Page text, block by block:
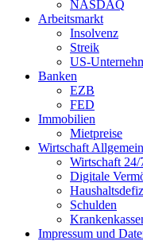
NASDAQ
Arbeitsmarkt
Insolvenz
Streik
US-
Banken
EZB
FED
Immobilien
Mietpreise
Wirtschaft Allgemein
Wirtschaft 24/
Digitale
Schulden
Impressum und